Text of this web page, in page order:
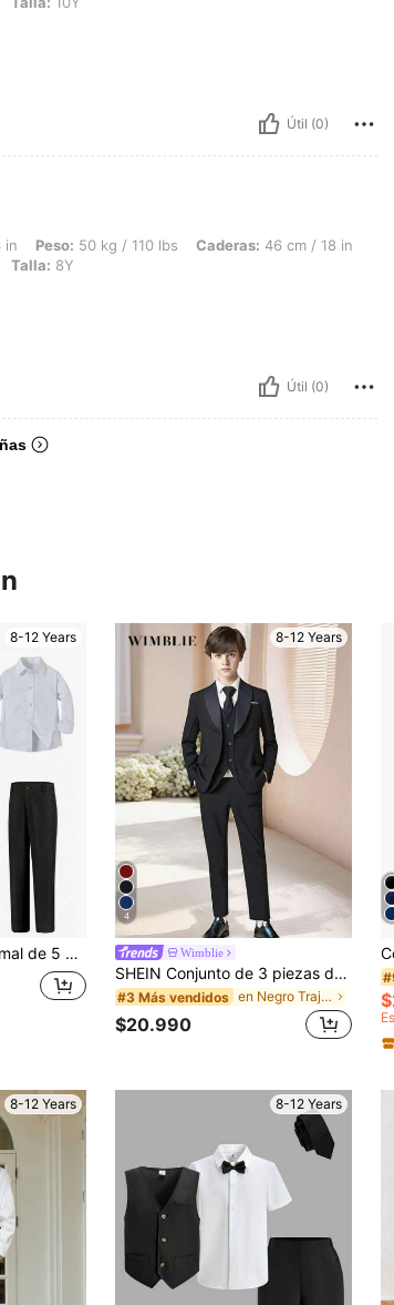
Útil (0)
/ 110 lbs, Caderas: 46 cm / 18 in, Cintura: 46 cm / 18 in,
in Peso: 50 kg / 110 lbs Caderas: 46 cm / 18 in
Talla: 8Y
Útil (0)
8-12 Years
Conjunto de traje formal de 5 piezas para niños, que incluye blazer, chaleco, camisa blanca con bolsillo, pantalones de vestir, corbata, adecuado para bodas, ceremonias de graduación, fiestas y otras ocasiones formales, color negro, de 6 a 16 años
8-12 Years
4
Wimblie
SHEIN Conjunto de 3 piezas de ropa formal para niño preadolescente: Blazer casual + Chaleco + Pantalones, Atuendo elegante para fiesta de cumpleaños, boda, aniversario, graduación
#3 Más vendidos en Negro Trajes para niños preadolescentes
$20.990
8-12 Years 8-12 Years